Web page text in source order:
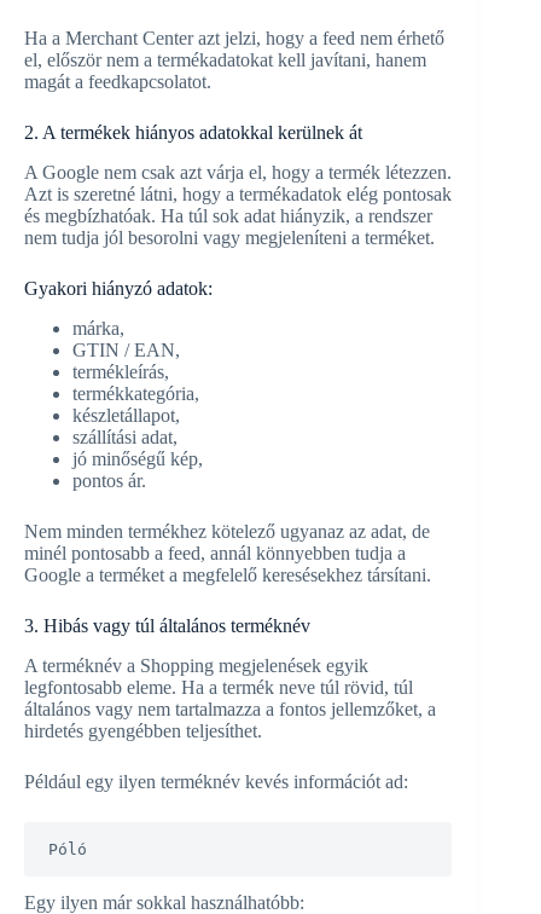
Ha a Merchant Center azt jelzi, hogy a feed nem érhető
el, először nem a termékadatokat kell javítani, hanem
magát a feedkapcsolatot.
2. A termékek hiányos adatokkal kerülnek át
A Google nem csak azt várja el, hogy a termék létezzen.
Azt is szeretné látni, hogy a termékadatok elég pontosak
és megbízhatóak. Ha túl sok adat hiányzik, a rendszer
nem tudja jól besorolni vagy megjeleníteni a terméket.
Gyakori hiányzó adatok:
márka,
GTIN / EAN,
termékleírás,
termékkategória,
készletállapot,
szállítási adat,
jó minőségű kép,
pontos ár.
Nem minden termékhez kötelező ugyanaz az adat, de
minél pontosabb a feed, annál könnyebben tudja a
Google a terméket a megfelelő keresésekhez társítani.
3. Hibás vagy túl általános terméknév
A terméknév a Shopping megjelenések egyik
legfontosabb eleme. Ha a termék neve túl rövid, túl
általános vagy nem tartalmazza a fontos jellemzőket, a
hirdetés gyengébben teljesíthet.
Például egy ilyen terméknév kevés információt ad:
Póló
Egy ilyen már sokkal használhatóbb: